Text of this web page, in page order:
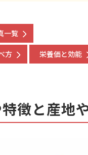
一覧
方 栄養価と効能
徴と産地